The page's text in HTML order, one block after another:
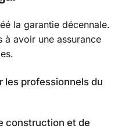
la garantie décennale.
à avoir une assurance
les professionnels du
construction et de